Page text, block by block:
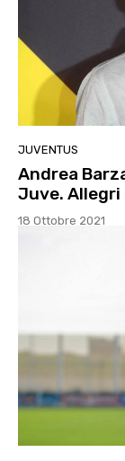
JUVENTUS
Andrea
Juve. Allegri
18 Ottobre 2021